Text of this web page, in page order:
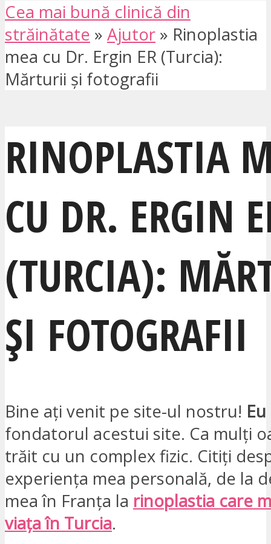
Cea mai bună clinică din
străinătate » Ajutor » Rinoplastia
mea cu Dr. Ergin ER (Turcia):
Mărturii și fotografii
RINOPLASTIA
CU DR. ERGIN
(TURCIA):
ȘI FOTOGRAFII
Bine ați venit pe site-ul nostru!
fondatorul acestui site. Ca mulți
trăit cu un complex fizic. Citiți
experiența mea personală, de la
mea în Franța la rinoplastia care
viața în Turcia.